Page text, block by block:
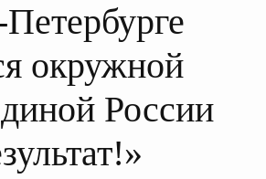
окружной
России